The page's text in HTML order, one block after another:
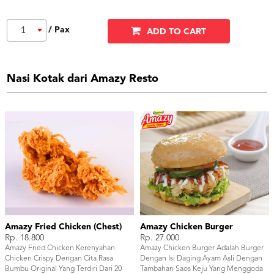
1 / Pax ADD TO CART
Nasi Kotak dari Amazy Resto
Amazy Fried Chicken (Chest)
Rp. 18.800
Amazy Fried Chicken Kerenyahan
Chicken Crispy Dengan Cita Rasa
Bumbu Original Yang Terdiri Dari 20
Amazy Chicken Burger
Rp. 27.000
Amazy Chicken Burger Adalah Burger
Dengan Isi Daging Ayam Asli Dengan
Tambahan Saos Keju Yang Menggoda